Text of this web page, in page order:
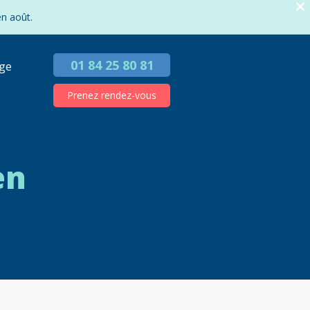
août.
01 84 25 80 81
Prenez rendez-vous